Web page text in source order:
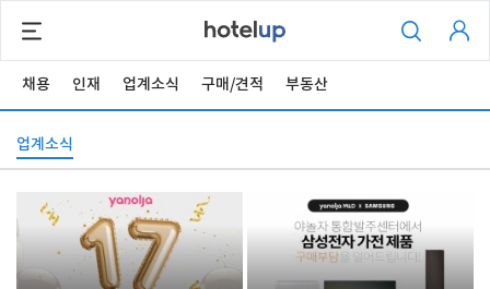
채용 인재 업계소식 구매/견적 부동산
업계소식